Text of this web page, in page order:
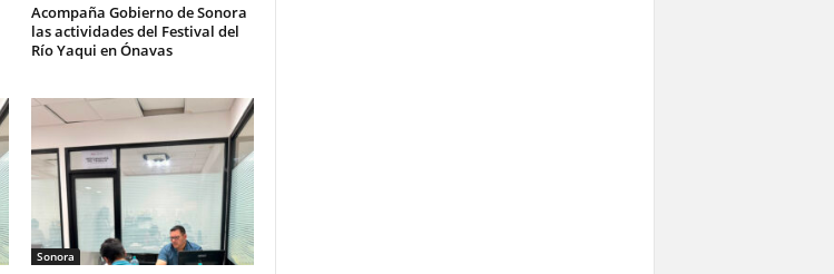
Acompaña Gobierno de Sonora
las actividades del Festival del
Río Yaqui en Ónavas
Sonora